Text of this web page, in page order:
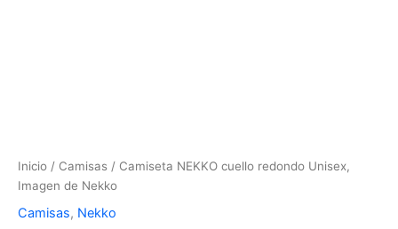
Inicio / Camisas / Camiseta NEKKO cuello redondo Unisex,
Imagen de Nekko
Camisas, Nekko